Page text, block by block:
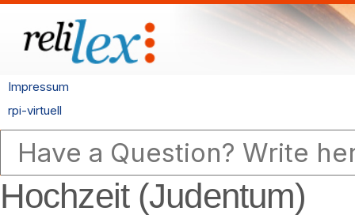
Impressum
rpi-virtuell
Hochzeit (Judentum)